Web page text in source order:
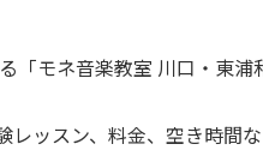
「モネ音楽教室 川口・東
レッスン、料金、空き時間